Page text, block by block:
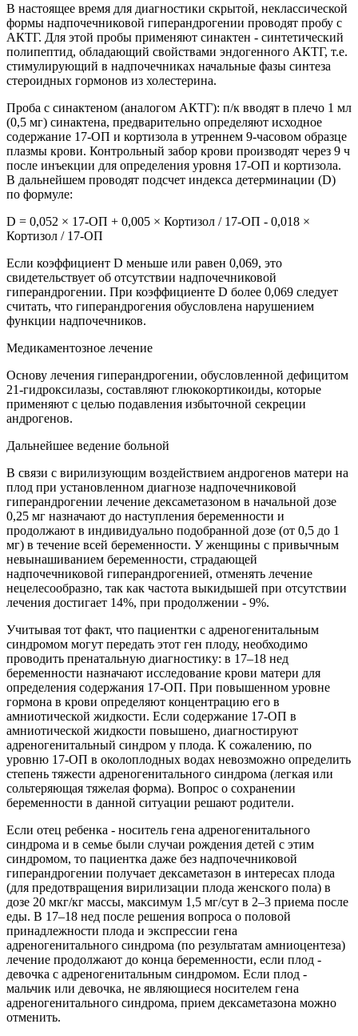
В настоящее время для диагностики скрытой, неклассической
формы надпочечниковой гиперандрогении проводят пробу с
АКТГ. Для этой пробы применяют синактен - синтетический
полипептид, обладающий свойствами эндогенного АКТГ, т.е.
стимулирующий в надпочечниках начальные фазы синтеза
стероидных гормонов из холестерина.
Проба с синактеном (аналогом АКТГ): п/к вводят в плечо 1 мл
(0,5 мг) синактена, предварительно определяют исходное
содержание 17-ОП и кортизола в утреннем 9-часовом образце
плазмы крови. Контрольный забор крови производят через 9 ч
после инъекции для определения уровня 17-ОП и кортизола.
В дальнейшем проводят подсчет индекса детерминации (D)
по формуле:
D = 0,052 × 17-ОП + 0,005 × Кортизол / 17-ОП - 0,018 ×
Кортизол / 17-ОП
Если коэффициент D меньше или равен 0,069, это
свидетельствует об отсутствии надпочечниковой
гиперандрогении. При коэффициенте D более 0,069 следует
считать, что гиперандрогения обусловлена нарушением
функции надпочечников.
Медикаментозное лечение
Основу лечения гиперандрогении, обусловленной дефицитом
21-гидроксилазы, составляют глюкокортикоиды, которые
применяют с целью подавления избыточной секреции
андрогенов.
Дальнейшее ведение больной
В связи с вирилизующим воздействием андрогенов матери на
плод при установленном диагнозе надпочечниковой
гиперандрогении лечение дексаметазоном в начальной дозе
0,25 мг назначают до наступления беременности и
продолжают в индивидуально подобранной дозе (от 0,5 до 1
мг) в течение всей беременности. У женщины с привычным
невынашиванием беременности, страдающей
надпочечниковой гиперандрогенией, отменять лечение
нецелесообразно, так как частота выкидышей при отсутствии
лечения достигает 14%, при продолжении - 9%.
Учитывая тот факт, что пациентки с адреногенитальным
синдромом могут передать этот ген плоду, необходимо
проводить пренатальную диагностику: в 17–18 нед
беременности назначают исследование крови матери для
определения содержания 17-ОП. При повышенном уровне
гормона в крови определяют концентрацию его в
амниотической жидкости. Если содержание 17-ОП в
амниотической жидкости повышено, диагностируют
адреногенитальный синдром у плода. К сожалению, по
уровню 17-ОП в околоплодных водах невозможно определить
степень тяжести адреногенитального синдрома (легкая или
сольтеряющая тяжелая форма). Вопрос о сохранении
беременности в данной ситуации решают родители.
Если отец ребенка - носитель гена адреногенитального
синдрома и в семье были случаи рождения детей с этим
синдромом, то пациентка даже без надпочечниковой
гиперандрогении получает дексаметазон в интересах плода
(для предотвращения вирилизации плода женского пола) в
дозе 20 мкг/кг массы, максимум 1,5 мг/сут в 2–3 приема после
еды. В 17–18 нед после решения вопроса о половой
принадлежности плода и экспрессии гена
адреногенитального синдрома (по результатам амниоцентеза)
лечение продолжают до конца беременности, если плод -
девочка с адреногенитальным синдромом. Если плод -
мальчик или девочка, не являющиеся носителем гена
адреногенитального синдрома, прием дексаметазона можно
отменить.